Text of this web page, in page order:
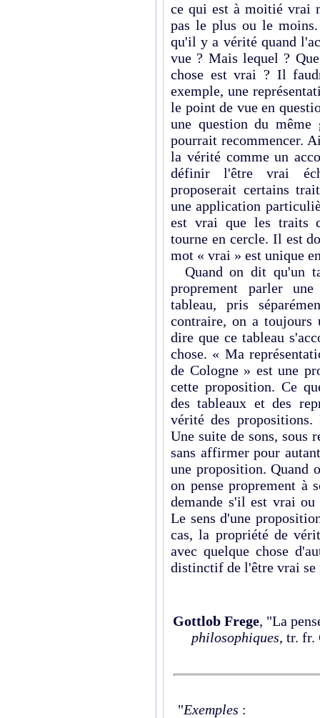
ce qui est à moitié vrai
pas le plus ou le
qu'il y a vérité quand
vue ? Mais lequel ?
chose est vrai ? Il
exemple, une
le point de vue en
une question du
pourrait recommencer.
la vérité comme un
définir l'être vrai
proposerait certains
une application
est vrai que les traits
tourne en cercle. Il est
mot « vrai » est unique
Quand on dit qu'un
proprement parler
tableau, pris
contraire, on a toujours
dire que ce tableau
chose. « Ma
de Cologne » est une
cette proposition. Ce
des tableaux et des
vérité des
Une suite de sons, sous
sans affirmer pour
une proposition. Quand
on pense proprement à
demande s'il est vrai
Le sens d'une
cas, la propriété de
avec quelque chose
distinctif de l'être vrai
Gottlob Frege, "La
philosophiques, tr. fr.
"Exemples :